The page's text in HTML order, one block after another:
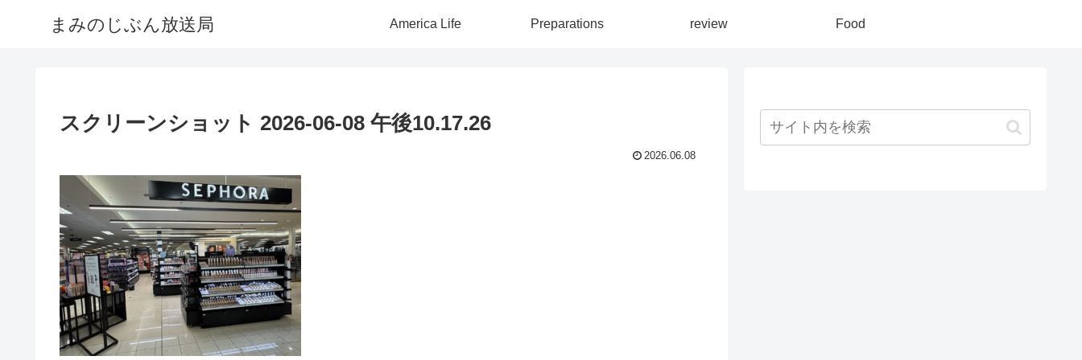
まみのじぶん放送局 America Life Preparations review Food
スクリーンショット 2026-06-08 午後10.17.26
2026.06.08